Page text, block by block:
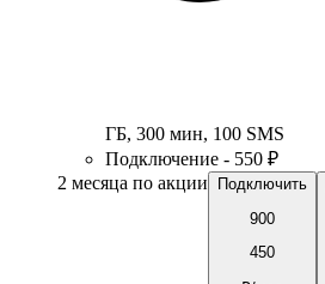
ГБ, 300 мин, 100 SMS
Подключение - 550 ₽
2 месяца по акции
Подключить
900
450